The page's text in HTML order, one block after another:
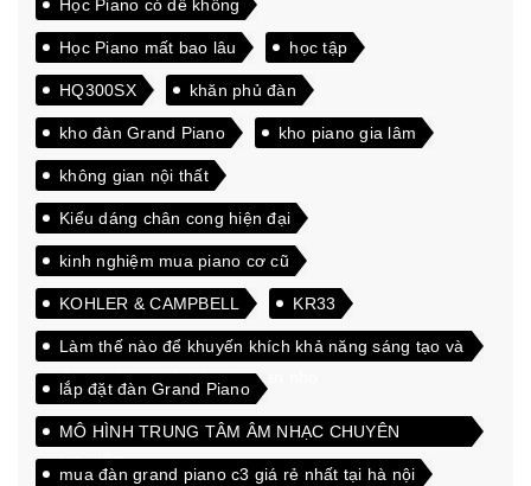
Học Piano có dễ không
Học Piano mất bao lâu học tập
HQ300SX khăn phủ đàn
kho đàn Grand Piano kho piano gia lâm
không gian nội thất
Kiểu dáng chân cong hiện đại
kinh nghiệm mua piano cơ cũ
KOHLER & CAMPBELL KR33
Làm thế nào để khuyến khích khả năng sáng tạo và
đam mê học hỏi của các bạn nhỏ
lắp đặt đàn Grand Piano
MÔ HÌNH TRUNG TÂM ÂM NHẠC CHUYÊN
NGHIỆP
mua đàn grand piano c3 giá rẻ nhất tại hà nội